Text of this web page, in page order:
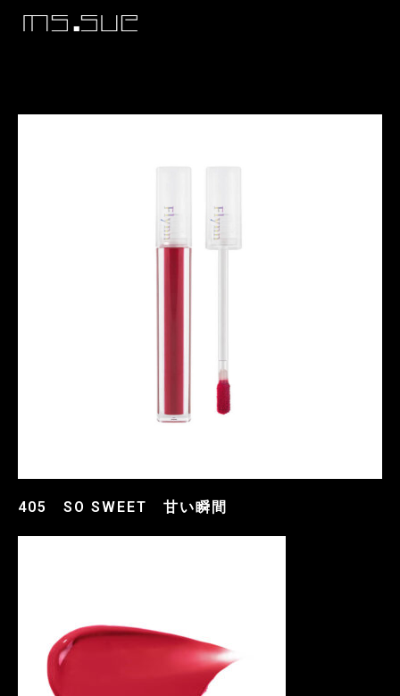
405 SO SWEET 甘い瞬間